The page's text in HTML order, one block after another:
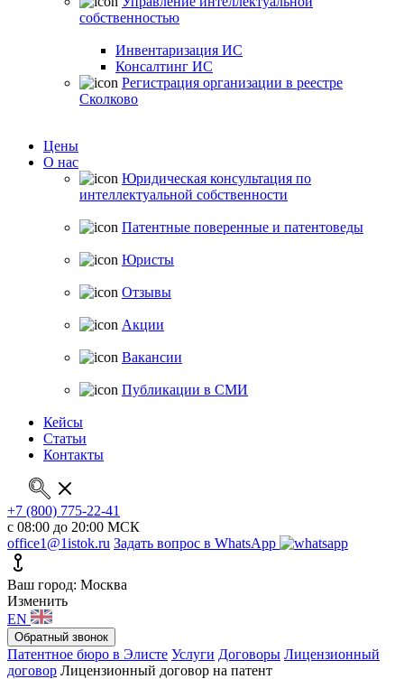
собственностью
Инвентаризация ИС
Консалтинг ИС
Регистрация организации в реестре
Сколково
Цены
О нас
Юридическая консультация по
интеллектуальной собственности
Патентные поверенные и патентоведы
Юристы
Отзывы
Акции
Вакансии
Публикации в СМИ
Кейсы
Статьи
Контакты
+7 (800) 775-22-41
с 08:00 до 20:00 МСК
office1@1istok.ru Задать вопрос в WhatsApp
Ваш город: Москва
Изменить
EN
Обратный звонок
Патентное бюро в Элисте Услуги Договоры Лицензионный
договор Лицензионный договор на патент